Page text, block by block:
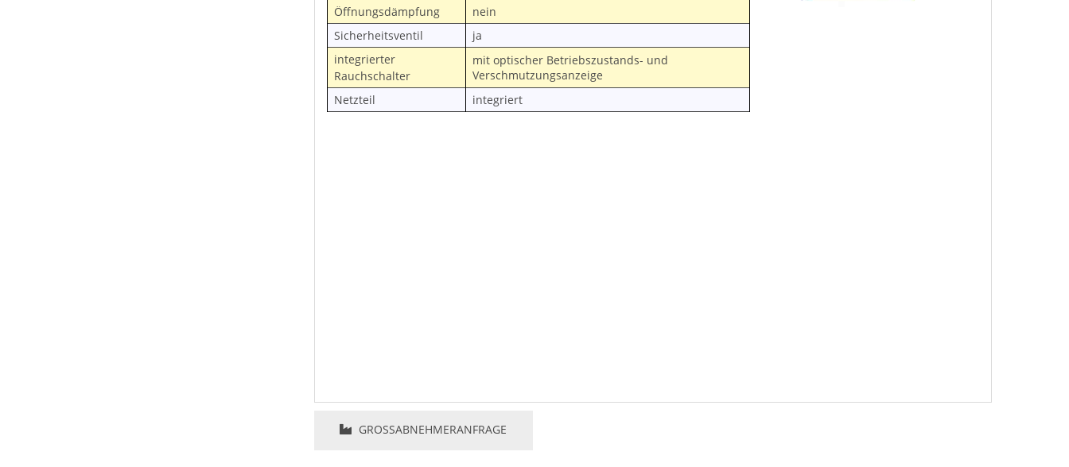
Öffnungsdämpfung
nein
Sicherheitsventil
ja
integrierter
Rauchschalter
mit optischer Betriebszustands- und
Verschmutzungsanzeige
Netzteil
integriert
GROSSABNEHMERANFRAGE